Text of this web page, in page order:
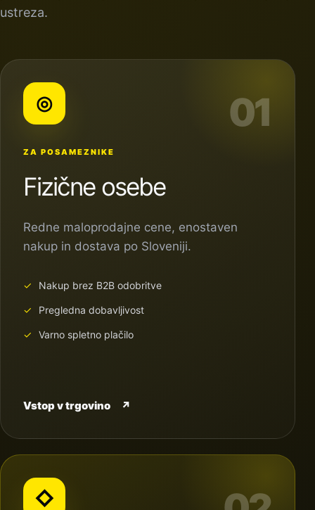
ustreza.
01
◎
ZA POSAMEZNIKE
Fizične osebe
Redne maloprodajne cene, enostaven
nakup in dostava po Sloveniji.
Nakup brez B2B odobritve
Pregledna dobavljivost
Varno spletno plačilo
Vstop v trgovino ↗
◇